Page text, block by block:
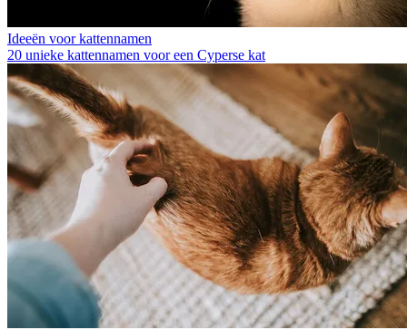
Ideeën voor kattennamen
20 unieke kattennamen voor een Cyperse kat